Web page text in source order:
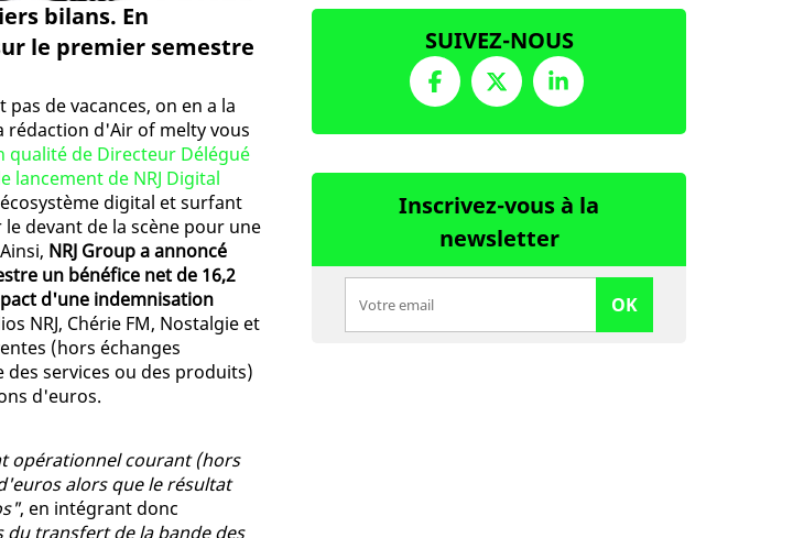
bilans. En
le premier semestre
de vacances, on en a la
rédaction d'Air of melty vous
qualité de Directeur Délégué
lancement de NRJ Digital
digital et surfant
devant de la scène pour une
NRJ Group a annoncé
un bénéfice net de 16,2
d'une indemnisation
NRJ, Chérie FM, Nostalgie et
(hors échanges
services ou des produits)
d'euros.
opérationnel courant (hors
alors que le résultat
, en intégrant donc
transfert de la bande des
SUIVEZ-NOUS
Inscrivez-vous à la
newsletter
OK